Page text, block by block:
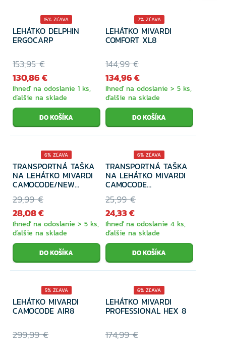
15% ZĽAVA
LEHÁTKO DELPHIN
ERGOCARP
153,95 €
130,86 €
Ihneď na odoslanie 1 ks,
ďalšie na sklade
7% ZĽAVA
LEHÁTKO MIVARDI
COMFORT XL8
144,99 €
134,96 €
Ihneď na odoslanie > 5 ks,
ďalšie na sklade
6% ZĽAVA
TRANSPORTNÁ TAŠKA
NA LEHÁTKO MIVARDI
CAMOCODE/NEW
DYNASTY AIR8
29,99 €
28,08 €
Ihneď na odoslanie > 5 ks,
ďalšie na sklade
6% ZĽAVA
TRANSPORTNÁ TAŠKA
NA LEHÁTKO MIVARDI
CAMOCODE
FLAT8/FLAT6
25,99 €
24,33 €
Ihneď na odoslanie 4 ks,
ďalšie na sklade
5% ZĽAVA
LEHÁTKO MIVARDI
CAMOCODE AIR8
299,99 €
6% ZĽAVA
LEHÁTKO MIVARDI
PROFESSIONAL HEX 8
174,99 €